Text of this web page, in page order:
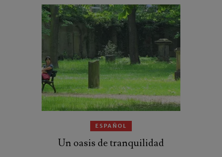
ESPAÑOL
Un oasis de tranquilidad